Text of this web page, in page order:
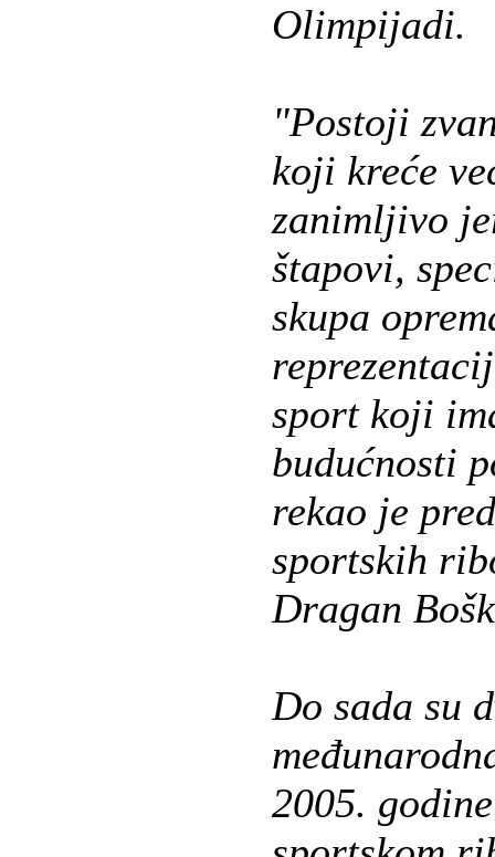
Olimpijadi.
"Postoji
koji kreće
zanimljivo
štapovi,
skupa
sport koji
budućnosti
rekao je
sportskih
Dragan
Do sada su
2005.